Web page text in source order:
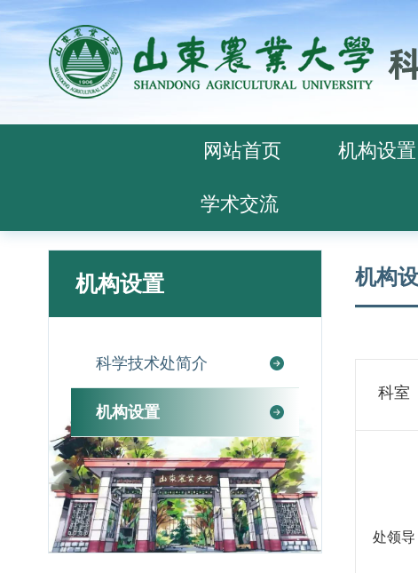
网站首页 机构设置
学术交流
机构
科室
处领导
机构设置
科学技术处简介
机构设置